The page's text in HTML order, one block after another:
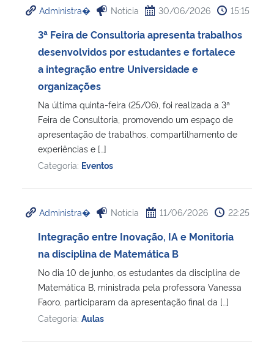
Ministério da Cidadania
Ministério de Minas e Energia
Ministério da Ciência, Tecnologia, Inovações e Comunicações
Ministério do Meio Ambiente
Ministério do Turismo
Ministério do Desenvolvimento Regional
Controladoria-Geral da União
Ministério da Mulher, da Família e dos Direitos Humanos
Secretaria-Geral
Administra� Notícia 30/06/2026 15:15
3ª Feira de Consultoria apresenta trabalhos
desenvolvidos por estudantes e fortalece
a integração entre Universidade e
organizações
Na última quinta-feira (25/06), foi realizada a 3ª
Feira de Consultoria, promovendo um espaço de
apresentação de trabalhos, compartilhamento de
experiências e […]
Categoria: Eventos
Administra� Notícia 11/06/2026 22:25
Integração entre Inovação, IA e Monitoria
na disciplina de Matemática B
No dia 10 de junho, os estudantes da disciplina de
Matemática B, ministrada pela professora Vanessa
Faoro, participaram da apresentação final da […]
Categoria: Aulas